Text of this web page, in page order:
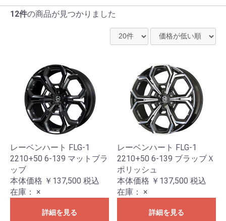
12件の商品が見つかりました
レーベンハート FLG-1
2210+50 6-139 マットブラ
ッブ
本体価格 ￥137,500 税込
在庫： ×
詳細を見る
レーベンハート FLG-1
2210+50 6-139 ブラッブＸ
ポリッシュ
本体価格 ￥137,500 税込
在庫： ×
詳細を見る